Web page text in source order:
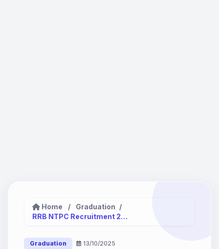
Home / Graduation /
RRB NTPC Recruitment 2025 :...
Graduation 13/10/2025